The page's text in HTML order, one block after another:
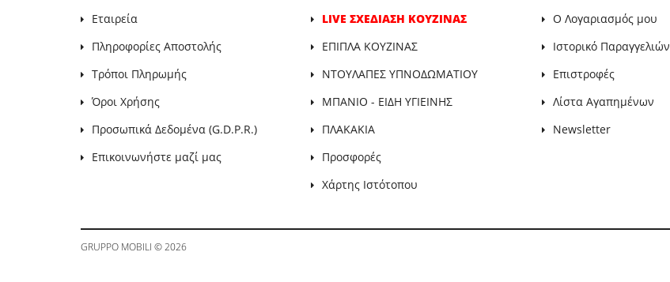
Εταιρεία
Πληροφορίες Αποστολής
Τρόποι Πληρωμής
Όροι Χρήσης
Προσωπικά Δεδομένα (G.D.P.R.)
Επικοινωνήστε μαζί μας
LIVE ΣΧΕΔΙΑΣΗ ΚΟΥΖΙΝΑΣ
ΕΠΙΠΛΑ ΚΟΥΖΙΝΑΣ
ΝΤΟΥΛΑΠΕΣ ΥΠΝΟΔΩΜΑΤΙΟΥ
ΜΠΑΝΙΟ - ΕΙΔΗ ΥΓΙΕΙΝΗΣ
ΠΛΑΚΑΚΙΑ
Προσφορές
Χάρτης Ιστότοπου
Ο Λογαριασμός μου
Ιστορικό Παραγγελιών
Επιστροφές
Λίστα Αγαπημένων
Newsletter
GRUPPO MOBILI © 2026